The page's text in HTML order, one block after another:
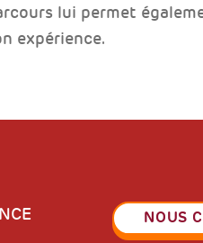
lui permet
expérience.
NOUS